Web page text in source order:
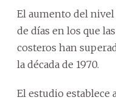
El aumento del
de días en los que
costeros han
la década de 1970.
El estudio establece